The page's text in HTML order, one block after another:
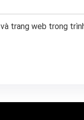
trang web trong